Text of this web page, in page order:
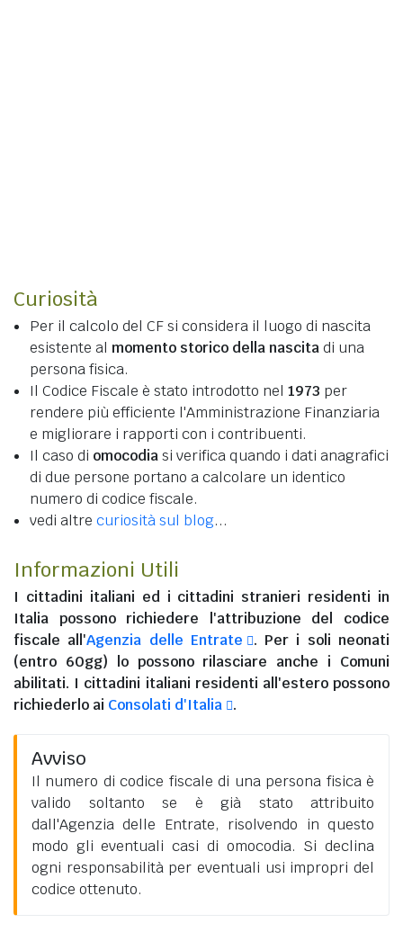
Curiosità
Per il calcolo del CF si considera il luogo di nascita
esistente al momento storico della nascitadi una
persona fisica.
Il Codice Fiscale è stato introdotto nel 1973 per
rendere più efficiente l'Amministrazione Finanziaria
e migliorare i rapporti con i contribuenti.
Il caso di omocodiasi verifica quando i dati anagrafici
di due persone portano a calcolare un identico
numero di codice fiscale.
vedi altre curiosità sul blog...
Informazioni Utili
I cittadini italiani ed i cittadini stranieri residenti in
Italia possono richiedere l'attribuzione del codice
fiscale all'Agenzia delle Entrate
. Per i soli neonati
(entro 60gg) lo possono rilasciare anche i Comuni
abilitati. I cittadini italiani residenti all'esteropossono
richiederlo ai Consolati d'Italia .
Avviso
Il numero di codice fiscale di una persona fisica è
valido soltanto se è già stato attribuito
dall'Agenzia delle Entrate, risolvendo in questo
modo gli eventuali casi di omocodia. Si declina
ogni responsabilità per eventuali usi impropri del
codice ottenuto.